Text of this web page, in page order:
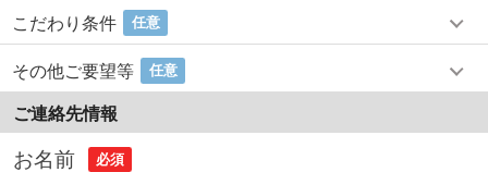
こだわり条件 任意
その他ご要望等 任意
ご連絡先情報
お名前 必須